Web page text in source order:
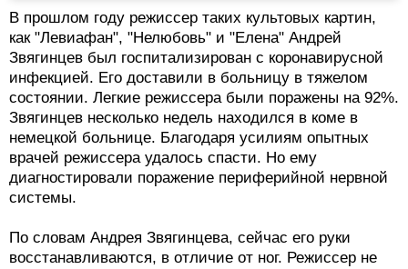
В прошлом году режиссер таких культовых картин,
как "Левиафан", "Нелюбовь" и "Елена" Андрей
Звягинцев был госпитализирован с коронавирусной
инфекцией. Его доставили в больницу в тяжелом
состоянии. Легкие режиссера были поражены на 92%.
Звягинцев несколько недель находился в коме в
немецкой больнице. Благодаря усилиям опытных
врачей режиссера удалось спасти. Но ему
диагностировали поражение периферийной нервной
системы.
По словам Андрея Звягинцева, сейчас его руки
восстанавливаются, в отличие от ног. Режиссер не